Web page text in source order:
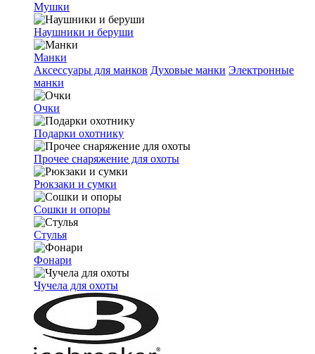
Мушки
Наушники и беруши
Манки
Аксессуары для манков Духовые манки Электронные
манки
Очки
Подарки охотнику
Прочее снаряжение для охоты
Рюкзаки и сумки
Сошки и опоры
Стулья
Фонари
Чучела для охоты